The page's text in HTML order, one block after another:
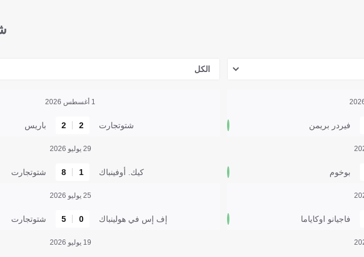
فيردر بريمن
بوخوم
فاجيانو اوكاياما
الكل
1 أغسطس 2026
شتوتجارت 2
2 باريس
29 يوليو 2026
كيك. أوفينباك 1
8 شتوتجارت
25 يوليو 2026
إف إس في هولينباك 0
5 شتوتجارت
19 يوليو 2026